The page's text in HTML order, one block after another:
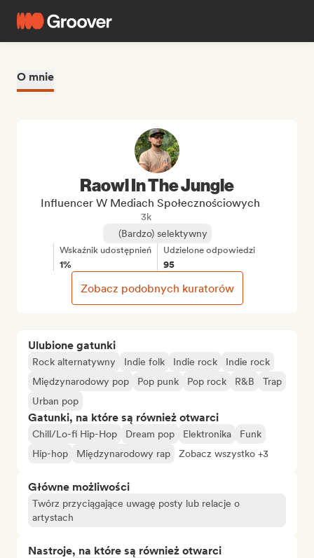
O mnie
Ulubione gatunki
Rock alternatywny Indie folk Indie rock
Indie rock
Międzynarodowy pop
Pop punk Pop rock R&B
Trap
Urban pop
Gatunki, na które są również otwarci
Chill/Lo-fi Hip-Hop Dream pop Elektronika
Funk
Hip-hop
Międzynarodowy rap Zobacz wszystko +3
Główne możliwości
Twórz przyciągające uwagę posty lub relacje o
artystach
Nastroje, na które są również otwarci
Raowl In The Jungle
Influencer W Mediach Społecznościowych
3k
(Bardzo) selektywny
Wskaźnik udostępnień
1%
Udzielone odpowiedzi
95
Zobacz podobnych kuratorów